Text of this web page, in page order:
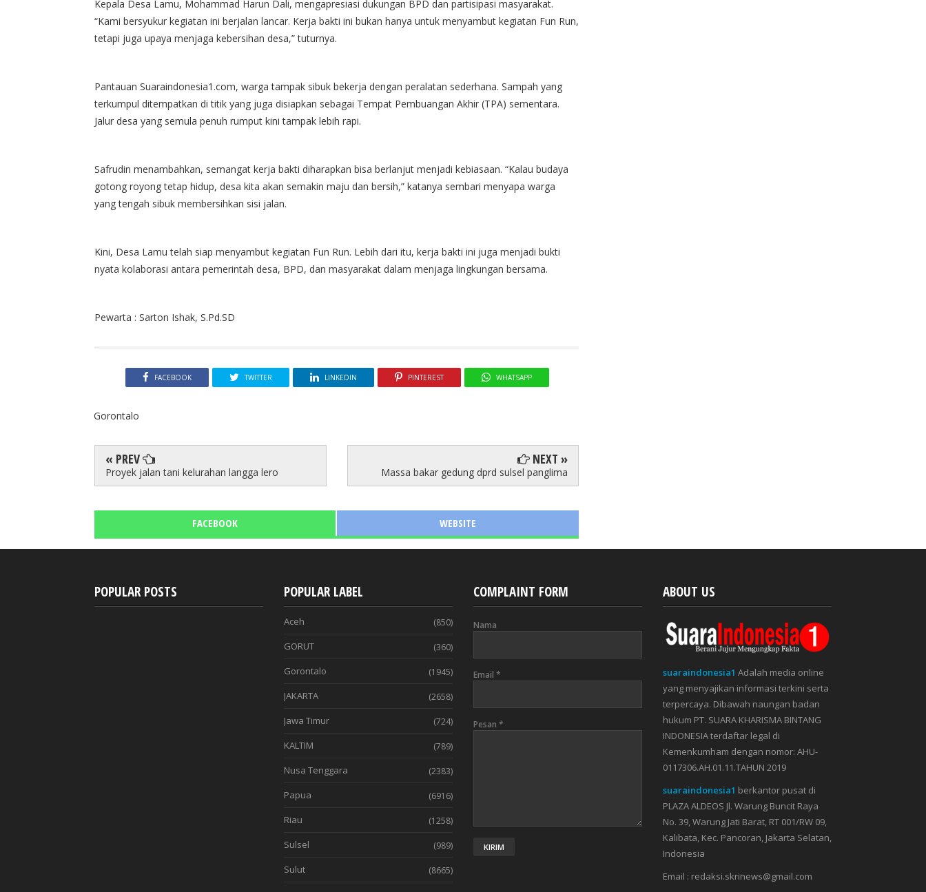
Kepala Desa Lamu, Mohammad Harun Dali, mengapresiasi dukungan BPD dan partisipasi masyarakat.
“Kami bersyukur kegiatan ini berjalan lancar. Kerja bakti ini bukan hanya untuk menyambut kegiatan Fun Run,
tetapi juga upaya menjaga kebersihan desa,” tuturnya.
Pantauan Suaraindonesia1.com, warga tampak sibuk bekerja dengan peralatan sederhana. Sampah yang
terkumpul ditempatkan di titik yang juga disiapkan sebagai Tempat Pembuangan Akhir (TPA) sementara.
Jalur desa yang semula penuh rumput kini tampak lebih rapi.
Safrudin menambahkan, semangat kerja bakti diharapkan bisa berlanjut menjadi kebiasaan. “Kalau budaya
gotong royong tetap hidup, desa kita akan semakin maju dan bersih,” katanya sembari menyapa warga
yang tengah sibuk membersihkan sisi jalan.
Kini, Desa Lamu telah siap menyambut kegiatan Fun Run. Lebih dari itu, kerja bakti ini juga menjadi bukti
nyata kolaborasi antara pemerintah desa, BPD, dan masyarakat dalam menjaga lingkungan bersama.
Pewarta : Sarton Ishak, S.Pd.SD
FACEBOOK TWITTER LINKEDIN PINTEREST WHATSAPP
Gorontalo
« PREV
Proyek jalan tani kelurahan langga lero
NEXT »
Massa bakar gedung dprd sulsel panglima
FACEBOOK WEBSITE
POPULAR POSTS POPULAR LABEL
Aceh (850)
GORUT (360)
Gorontalo (1945)
JAKARTA (2658)
Jawa Timur (724)
KALTIM (789)
Nusa Tenggara (2383)
Papua (6916)
Riau (1258)
Sulsel (989)
Sulut (8665)
COMPLAINT FORM
Nama
Email *
Pesan *
ABOUT US
suaraindonesia1 Adalah media online
yang menyajikan informasi terkini serta
terpercaya. Dibawah naungan badan
hukum PT. SUARA KHARISMA BINTANG
INDONESIA terdaftar legal di
Kemenkumham dengan nomor: AHU-
0117306.AH.01.11.TAHUN 2019
suaraindonesia1 berkantor pusat di
PLAZA ALDEOS Jl. Warung Buncit Raya
No. 39, Warung Jati Barat, RT 001/RW 09,
Kalibata, Kec. Pancoran, Jakarta Selatan,
Indonesia
Email : redaksi.skrinews@gmail.com